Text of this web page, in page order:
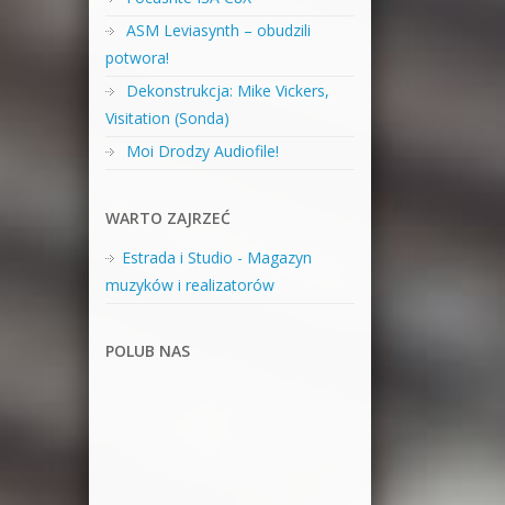
ASM Leviasynth – obudzili
potwora!
Dekonstrukcja: Mike Vickers,
Visitation (Sonda)
Moi Drodzy Audiofile!
WARTO ZAJRZEĆ
Estrada i Studio - Magazyn
muzyków i realizatorów
POLUB NAS